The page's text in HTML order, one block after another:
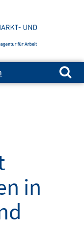
Suchen nach:
in